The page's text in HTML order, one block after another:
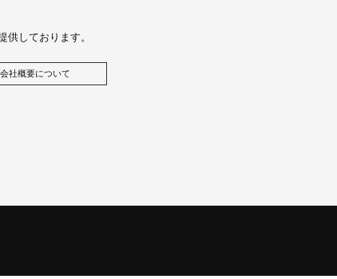
しております。
会社概要について